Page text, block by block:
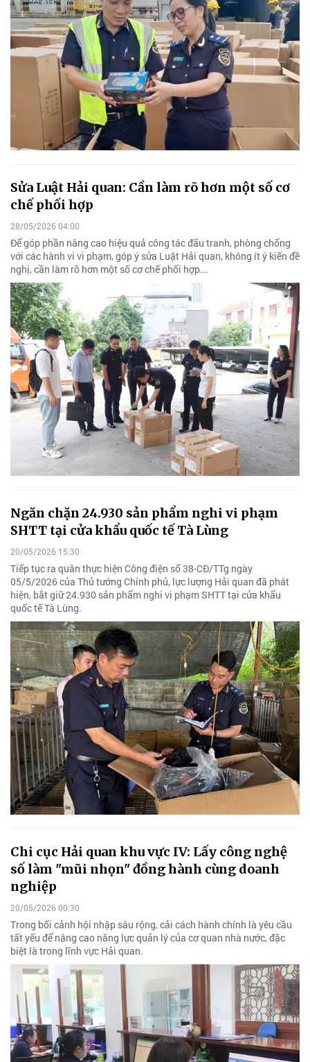
Sửa Luật Hải quan: Cần làm rõ hơn một số cơ
chế phối hợp
28/05/2026 04:00
Để góp phần nâng cao hiệu quả công tác đấu tranh, phòng chống
với các hành vi vi phạm, góp ý sửa Luật Hải quan, không ít ý kiến đề
nghị, cần làm rõ hơn một số cơ chế phối hợp...
Ngăn chặn 24.930 sản phẩm nghi vi phạm
SHTT tại cửa khẩu quốc tế Tà Lùng
20/05/2026 15:30
Tiếp tục ra quân thực hiện Công điện số 38-CĐ/TTg ngày
05/5/2026 của Thủ tướng Chính phủ, lực lượng Hải quan đã phát
hiện, bắt giữ 24.930 sản phẩm nghi vi phạm SHTT tại cửa khẩu
quốc tế Tà Lùng.
Chi cục Hải quan khu vực IV: Lấy công nghệ
số làm "mũi nhọn" đồng hành cùng doanh
nghiệp
20/05/2026 00:30
Trong bối cảnh hội nhập sâu rộng, cải cách hành chính là yêu cầu
tất yếu để nâng cao năng lực quản lý của cơ quan nhà nước, đặc
biệt là trong lĩnh vực Hải quan.